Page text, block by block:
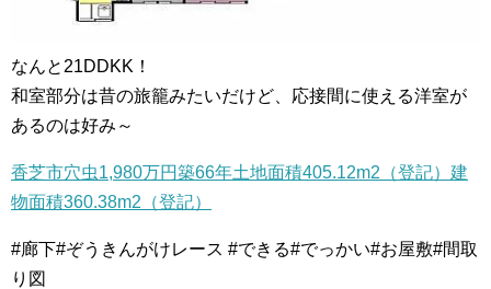
なんと21DDKK！
和室部分は昔の旅籠みたいだけど、応接間に使える洋室が
あるのは好み～
香芝市穴虫1,980万円築66年土地面積405.12m2（登記）建
物面積360.38m2（登記）
#廊下#ぞうきんがけレース #できる#でっかい#お屋敷#間取
り図